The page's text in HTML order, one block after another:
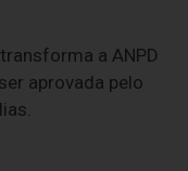
a ANPD
aprovada pelo